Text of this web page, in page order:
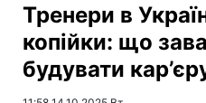
Тренери в
копійки: що
будувати